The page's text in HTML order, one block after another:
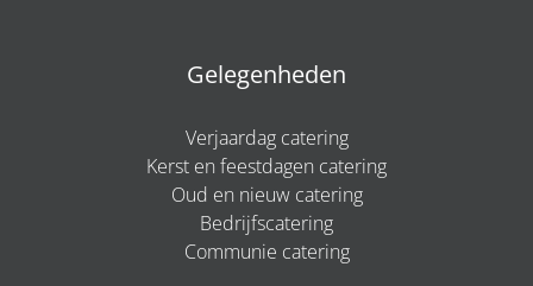
Gelegenheden
Verjaardag catering
Kerst en feestdagen catering
Oud en nieuw catering
Bedrijfscatering
Communie catering